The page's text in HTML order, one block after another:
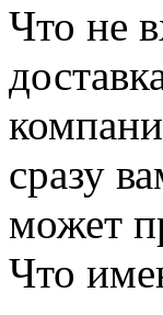
Что не
сразу
может
Что